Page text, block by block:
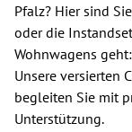
Pfalz? Hier sind
oder die
Wohnwagens
Unsere versierten
begleiten Sie mit
Unterstützung.